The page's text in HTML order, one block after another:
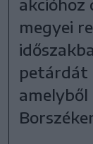
akcióhoz
megyei
petárdát